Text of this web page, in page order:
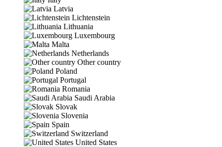
Latvia
Lichtenstein
Lithuania
Luxembourg
Malta
Netherlands
Other country
Poland
Portugal
Romania
Saudi Arabia
Slovak
Slovenia
Spain
Switzerland
United States